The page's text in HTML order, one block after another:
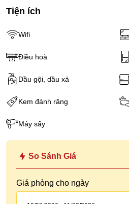
Tiện ích
Wifi
Điều hoà
Dầu gội, dầu xả
Kem đánh răng
Máy sấy
So Sánh Giá
Giá phòng cho ngày